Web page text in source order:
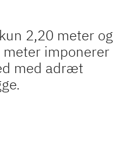
2,20 meter og
imponerer
med adræt